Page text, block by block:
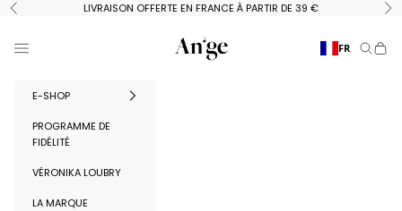
Passer au contenu
Précédent LIVRAISON OFFERTE EN FRANCE À PARTIR DE 39 €
Ange Paris
Menu FR
E-SHOP
PROGRAMME DE
FIDÉLITÉ
VÉRONIKA LOUBRY
LA MARQUE